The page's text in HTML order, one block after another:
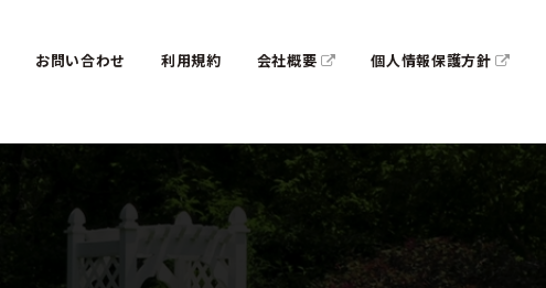
お問い合わせ 利用規約 会社概要 個人情報保護方針